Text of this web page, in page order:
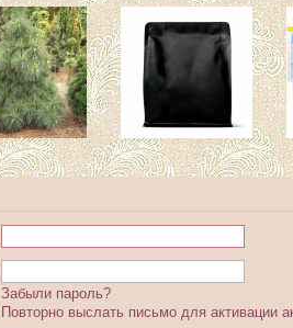
Забыли пароль?
Повторно выслать письмо для активации